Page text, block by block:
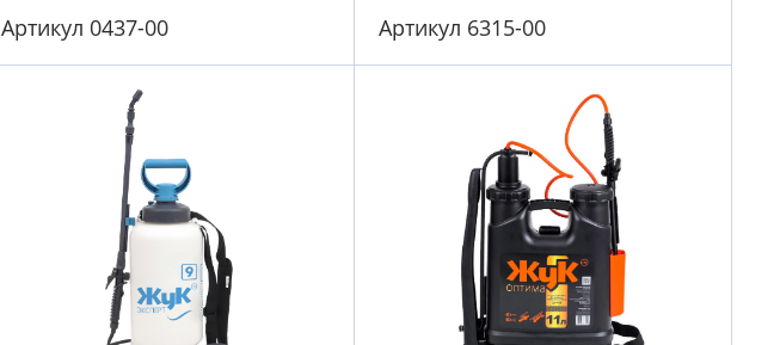
Артикул 0437-00
Артикул 6315-00